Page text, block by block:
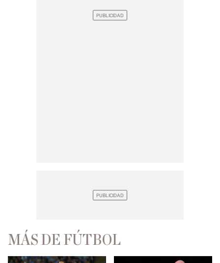
MÁS DE FÚTBOL